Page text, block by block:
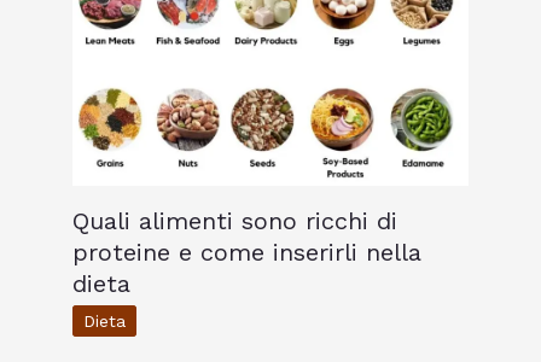
Quali alimenti sono ricchi di
proteine e come inserirli nella
dieta
Dieta